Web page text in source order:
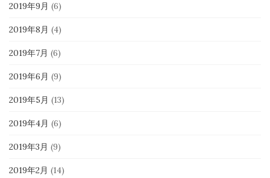
2019年9月 (6)
2019年8月 (4)
2019年7月 (6)
2019年6月 (9)
2019年5月 (13)
2019年4月 (6)
2019年3月 (9)
2019年2月 (14)